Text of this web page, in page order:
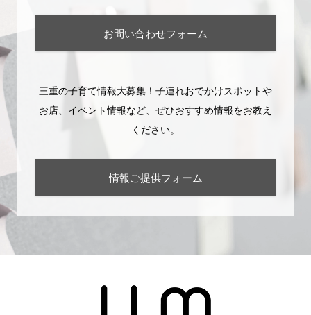
お問い合わせフォーム
三重の子育て情報大募集！子連れおでかけスポットや
お店、イベント情報など、ぜひおすすめ情報をお教え
ください。
情報ご提供フォーム